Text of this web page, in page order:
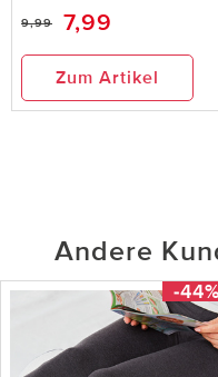
9,99 7,99
Zum Artikel
Andere
-44%